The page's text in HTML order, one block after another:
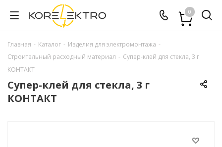
0
Главная - Каталог - Изделия для электромонтажа -
Строительный расходный материал - Супер-клей для стекла, 3 г
КОНТАКТ
Супер-клей для стекла, 3 г
КОНТАКТ